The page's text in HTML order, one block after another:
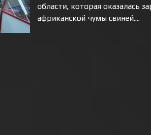
области, которая оказалась
африканской чумы свиней....